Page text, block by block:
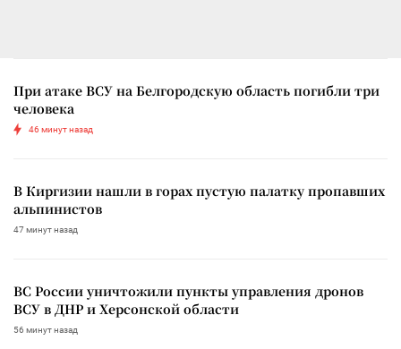
При атаке ВСУ на Белгородскую область погибли три
человека
46 минут назад
В Киргизии нашли в горах пустую палатку пропавших
альпинистов
47 минут назад
ВС России уничтожили пункты управления дронов
ВСУ в ДНР и Херсонской области
56 минут назад